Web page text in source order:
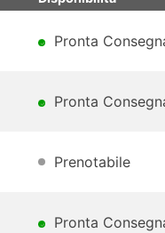
Pronta
Pronta
Prenotabile
Pronta